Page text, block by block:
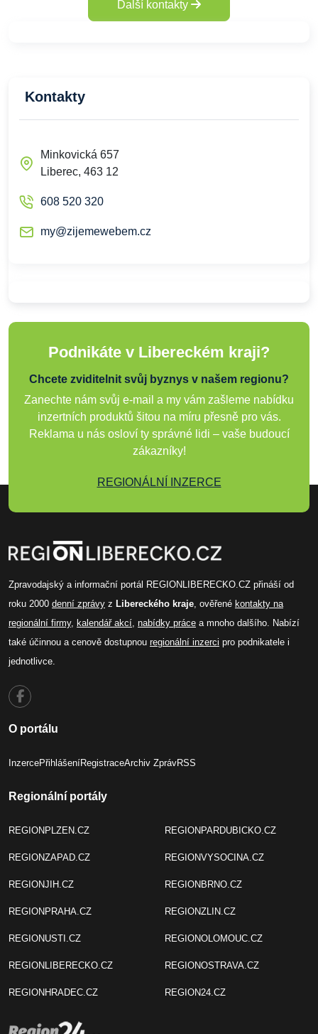
Další kontakty
Kontakty
Minkovická 657
Liberec, 463 12
608 520 320
my@zijemewebem.cz
Podnikáte v Libereckém kraji?
Chcete zviditelnit svůj byznys v našem regionu?
Zanechte nám svůj e-mail a my vám zašleme nabídku
inzertních produktů šitou na míru přesně pro vás.
Reklama u nás osloví ty správné lidi – vaše budoucí
zákazníky!
REGIONÁLNÍ INZERCE
Zpravodajský a informační portál REGIONLIBERECKO.CZ přináší od
roku 2000 denní zprávy z Libereckého kraje, ověřené kontakty na
regionální firmy, kalendář akcí, nabídky práce a mnoho dalšího. Nabízí
také účinnou a cenově dostupnou regionální inzerci pro podnikatele i
jednotlivce.
O portálu
InzercePřihlášeníRegistraceArchiv ZprávRSS
Regionální portály
REGIONPLZEN.CZ
REGIONZAPAD.CZ
REGIONJIH.CZ
REGIONPRAHA.CZ
REGIONUSTI.CZ
REGIONLIBERECKO.CZ
REGIONHRADEC.CZ
REGIONPARDUBICKO.CZ
REGIONVYSOCINA.CZ
REGIONBRNO.CZ
REGIONZLIN.CZ
REGIONOLOMOUC.CZ
REGIONOSTRAVA.CZ
REGION24.CZ